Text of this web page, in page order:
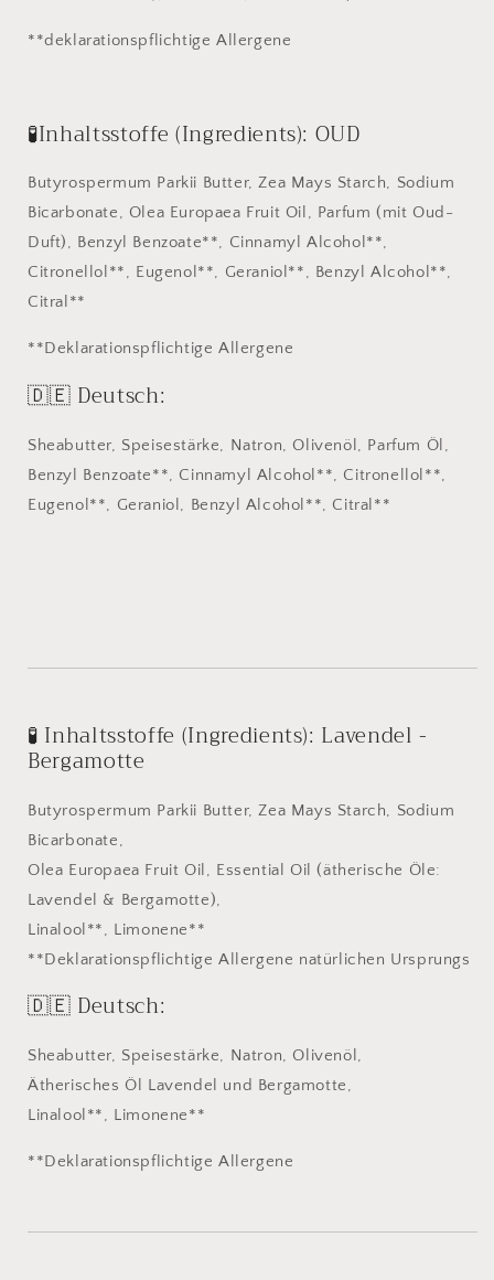
**deklarationspflichtige Allergene
🧪Inhaltsstoffe (Ingredients): OUD
Butyrospermum Parkii Butter, Zea Mays Starch, Sodium
Bicarbonate, Olea Europaea Fruit Oil, Parfum (mit Oud-
Duft), Benzyl Benzoate**, Cinnamyl Alcohol**,
Citronellol**, Eugenol**, Geraniol**, Benzyl Alcohol**,
Citral**
**Deklarationspflichtige Allergene
🇩🇪 Deutsch:
Sheabutter, Speisestärke, Natron, Olivenöl, Parfum Öl,
Benzyl Benzoate**, Cinnamyl Alcohol**, Citronellol**,
Eugenol**, Geraniol, Benzyl Alcohol**, Citral**
🧪 Inhaltsstoffe (Ingredients): Lavendel -
Bergamotte
Butyrospermum Parkii Butter, Zea Mays Starch, Sodium
Bicarbonate,
Olea Europaea Fruit Oil, Essential Oil (ätherische Öle:
Lavendel & Bergamotte),
Linalool**, Limonene**
**Deklarationspflichtige Allergene natürlichen Ursprungs
🇩🇪 Deutsch:
Sheabutter, Speisestärke, Natron, Olivenöl,
Ätherisches Öl Lavendel und Bergamotte,
Linalool**, Limonene**
**Deklarationspflichtige Allergene